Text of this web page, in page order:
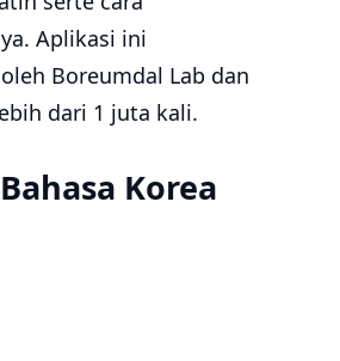
Aplikasi ini
Boreumdal Lab dan
dari 1 juta kali.
Korea